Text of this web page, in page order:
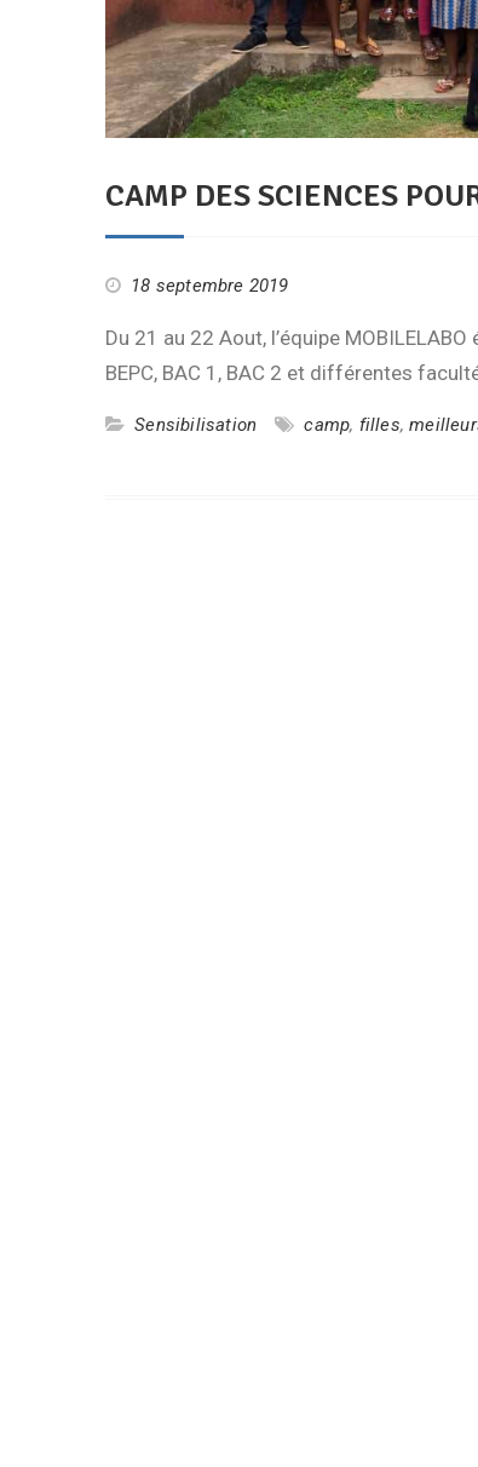
CAMP DES SCIENCES
18 septembre 2019
Du 21 au 22 Aout, l’équipe
BEPC, BAC 1, BAC 2 et différentes
Sensibilisation camp, filles,